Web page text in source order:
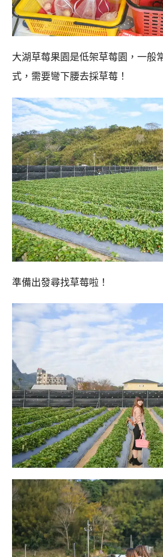
大湖草莓果園是低架草莓園，一般
式，需要彎下腰去採草莓！
準備出發尋找草莓啦！